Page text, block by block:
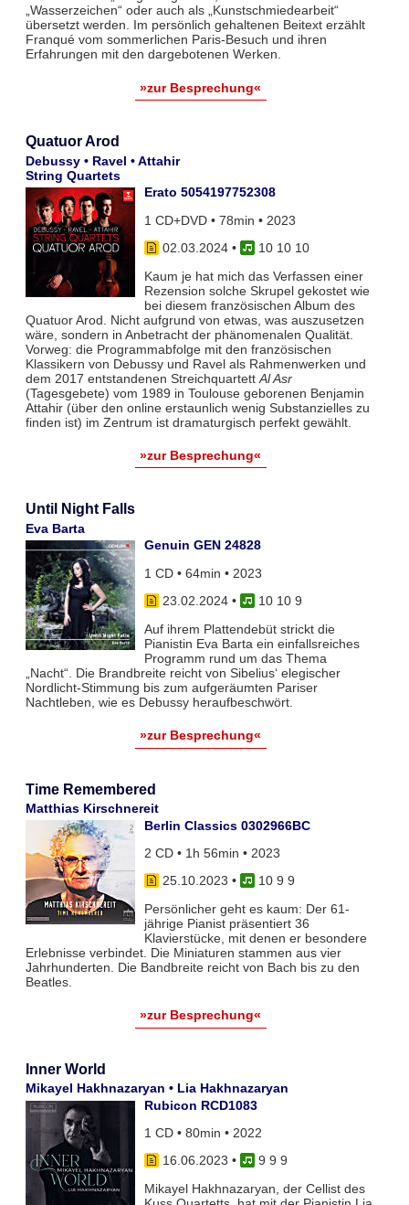
„Wasserzeichen“ oder auch als „Kunstschmiedearbeit“
übersetzt werden. Im persönlich gehaltenen Beitext erzählt
Franqué vom sommerlichen Paris-Besuch und ihren
Erfahrungen mit den dargebotenen Werken.
»zur Besprechung«
Quatuor Arod
Debussy • Ravel • Attahir
String Quartets
Erato 5054197752308
1 CD+DVD • 78min • 2023
02.03.2024•
10 10 10
Kaum je hat mich das Verfassen einer
Rezension solche Skrupel gekostet wie
bei diesem französischen Album des
Quatuor Arod. Nicht aufgrund von etwas, was auszusetzen
wäre, sondern in Anbetracht der phänomenalen Qualität.
Vorweg: die Programmabfolge mit den französischen
Klassikern von Debussy und Ravel als Rahmenwerken und
dem 2017 entstandenen Streichquartett Al Asr
(Tagesgebete) vom 1989 in Toulouse geborenen Benjamin
Attahir (über den online erstaunlich wenig Substanzielles zu
finden ist) im Zentrum ist dramaturgisch perfekt gewählt.
»zur Besprechung«
Until Night Falls
Eva Barta
Genuin GEN 24828
1 CD • 64min • 2023
23.02.2024•
10 10 9
Auf ihrem Plattendebüt strickt die
Pianistin Eva Barta ein einfallsreiches
Programm rund um das Thema
„Nacht“. Die Brandbreite reicht von Sibelius‘ elegischer
Nordlicht-Stimmung bis zum aufgeräumten Pariser
Nachtleben, wie es Debussy heraufbeschwört.
»zur Besprechung«
Time Remembered
Matthias Kirschnereit
Berlin Classics 0302966BC
2 CD • 1h 56min • 2023
25.10.2023 •
10 9 9
Persönlicher geht es kaum: Der 61-
jährige Pianist präsentiert 36
Klavierstücke, mit denen er besondere
Erlebnisse verbindet. Die Miniaturen stammen aus vier
Jahrhunderten. Die Bandbreite reicht von Bach bis zu den
Beatles.
»zur Besprechung«
Inner World
Mikayel Hakhnazaryan • Lia Hakhnazaryan
Rubicon RCD1083
1 CD • 80min • 2022
16.06.2023 •
9 9 9
Mikayel Hakhnazaryan, der Cellist des